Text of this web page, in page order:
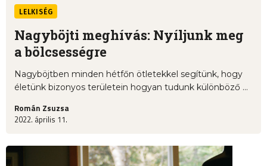
LELKISÉG
Nagyböjti meghívás: Nyíljunk meg
a bölcsességre
Nagyböjtben minden hétfőn ötletekkel segítünk, hogy
életünk bizonyos területein hogyan tudunk különböző ...
Román Zsuzsa
2022. április 11.